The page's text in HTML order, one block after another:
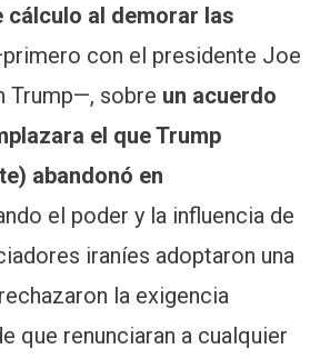
al demorar las
con el presidente Joe
Trump—, sobre un acuerdo
el que Trump
abandonó en
el poder y la influencia de
iraníes adoptaron una
la exigencia
que renunciaran a cualquier